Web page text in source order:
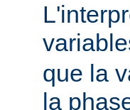
que la
la